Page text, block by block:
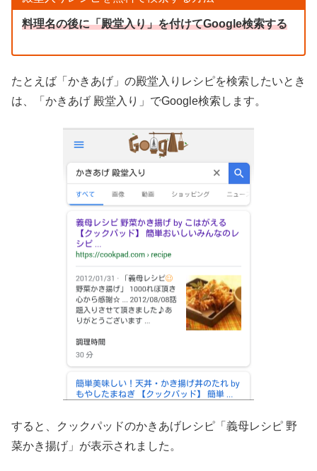
料理名の後に「殿堂入り」を付けてGoogle検索する
たとえば「かきあげ」の殿堂入りレシピを検索したいとき
は、「かきあげ 殿堂入り」でGoogle検索します。
すると、クックパッドのかきあげレシピ「義母レシピ 野
菜かき揚げ」が表示されました。